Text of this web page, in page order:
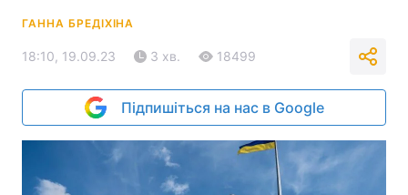
ГАННА БРЕДІХІНА
18:10, 19.09.23 3 хв. 18499
Підпишіться на нас в Google